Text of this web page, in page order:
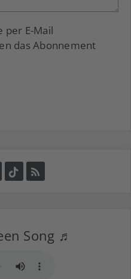
per E-Mail
das Abonnement
Song ♬